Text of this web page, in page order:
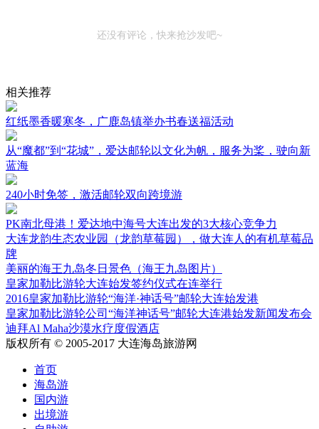
还没有评论，快来抢沙发吧~
相关推荐
红纸墨香暖寒冬，广鹿岛镇举办书春送福活动
从“魔都”到“花城”，爱达邮轮以文化为帆，服务为桨，驶向新
蓝海
240小时免签，激活邮轮双向跨境游
PK南北母港！爱达地中海号大连出发的3大核心竞争力
大连龙韵生态农业园（龙韵草莓园），做大连人的有机草莓品
牌
美丽的海王九岛冬日景色（海王九岛图片）
皇家加勒比游轮大连始发签约仪式在连举行
2016皇家加勒比游轮“海洋·神话号”邮轮大连始发港
皇家加勒比游轮公司“海洋神话号”邮轮大连港始发新闻发布会
迪拜Al Maha沙漠水疗度假酒店
版权所有 © 2005-2017 大连海岛旅游网
首页
海岛游
国内游
出境游